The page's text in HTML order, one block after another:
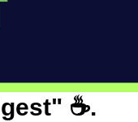
☕.